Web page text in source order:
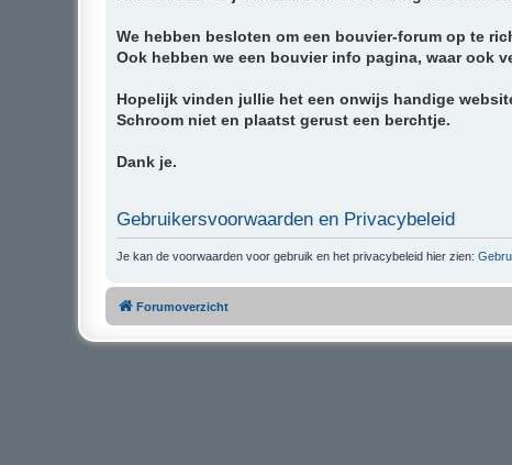
We hebben besloten om een bouvier-forum op te
Ook hebben we een bouvier info pagina, waar ook
Hopelijk vinden jullie het een onwijs handige
Schroom niet en plaatst gerust een berchtje.
Dank je.
Gebruikersvoorwaarden en Privacybeleid
Je kan de voorwaarden voor gebruik en het privacybeleid hier zien:
Forumoverzicht